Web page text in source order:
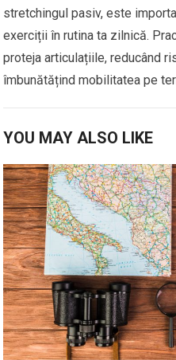
stretchingul pasiv, este
exerciții în rutina ta zilnică.
proteja articulațiile, reducând
îmbunătățind mobilitatea pe
YOU MAY ALSO LIKE